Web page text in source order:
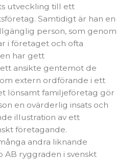
utveckling till ett
Samtidigt är han en
person, som genom
i företaget och ofta
har gett
ansikte gentemot de
extern ordförande i ett
lönsamt familjeföretag gör
en ovärderlig insats och
illustration av ett
företagande.
andra liknande
ryggraden i svenskt